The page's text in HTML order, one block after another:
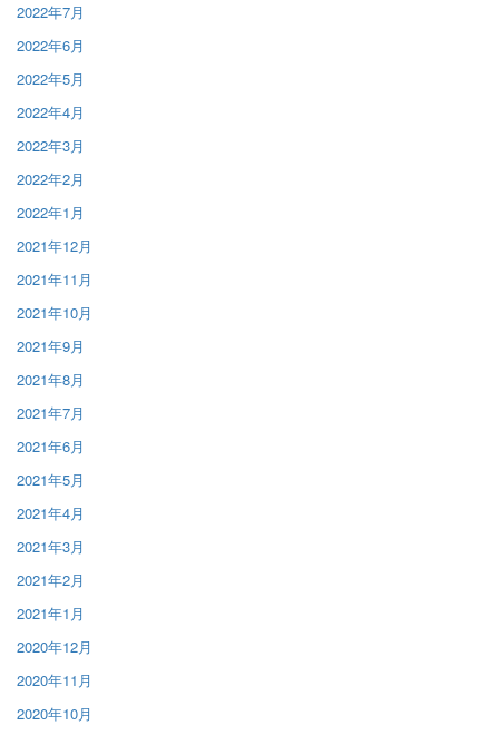
2022年7月
2022年6月
2022年5月
2022年4月
2022年3月
2022年2月
2022年1月
2021年12月
2021年11月
2021年10月
2021年9月
2021年8月
2021年7月
2021年6月
2021年5月
2021年4月
2021年3月
2021年2月
2021年1月
2020年12月
2020年11月
2020年10月